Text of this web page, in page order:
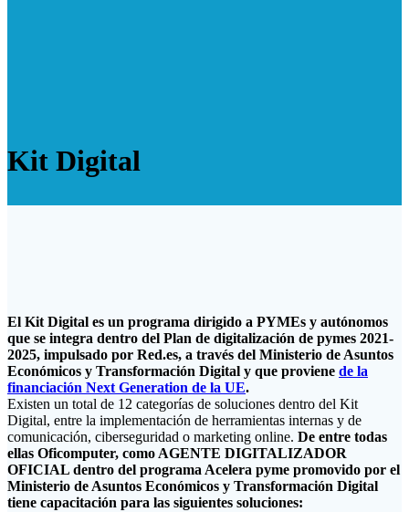
Kit Digital
El Kit Digital es un programa dirigido a PYMEs y autónomos
que se integra dentro del Plan de digitalización de pymes 2021-
2025, impulsado por Red.es, a través del Ministerio de Asuntos
Económicos y Transformación Digital y que proviene de la
financiación Next Generation de la UE.
Existen un total de 12 categorías de soluciones dentro del Kit
Digital, entre la implementación de herramientas internas y de
comunicación, ciberseguridad o marketing online. De entre todas
ellas Oficomputer, como AGENTE DIGITALIZADOR
OFICIAL dentro del programa Acelera pyme promovido por el
Ministerio de Asuntos Económicos y Transformación Digital
tiene capacitación para las siguientes soluciones: